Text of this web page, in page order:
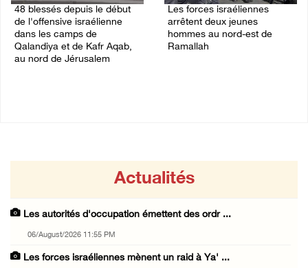
48 blessés depuis le début
de l'offensive israélienne
dans les camps de
Qalandiya et de Kafr Aqab,
au nord de Jérusalem
Les forces israéliennes
arrêtent deux jeunes
hommes au nord-est de
Ramallah
Actualités
Les autorités d'occupation émettent des ordr ...
06/August/2026 11:55 PM
Les forces israéliennes mènent un raid à Ya' ...